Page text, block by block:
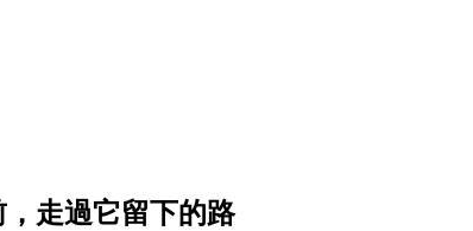
走過它留下的路